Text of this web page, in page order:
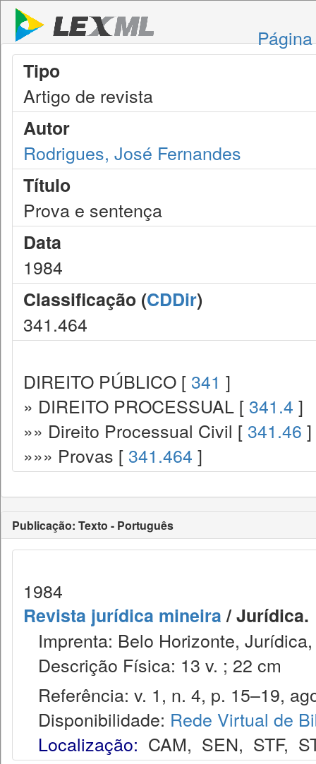
Tipo
Artigo de revista
Autor
Rodrigues, José Fernandes
Título
Prova e sentença
Data
1984
Classificação (CDDir)
341.464
DIREITO PÚBLICO [ 341 ]
» DIREITO PROCESSUAL [ 341.4 ]
»» Direito Processual Civil [ 341.46 ]
»»» Provas [ 341.464 ]
Publicação: Texto - Português
1984
Revista jurídica mineira/ Jurídica.
Imprenta: Belo Horizonte,
Descrição Física: 13 v. ; 22 cm
Referência: v. 1, n. 4, p. 15–19,
Disponibilidade: Rede Virtual de
Localização: CAM, SEN, STF,